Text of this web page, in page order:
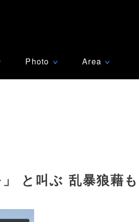
Photo ∨ Area ∨
と叫ぶ 乱暴狼藉も